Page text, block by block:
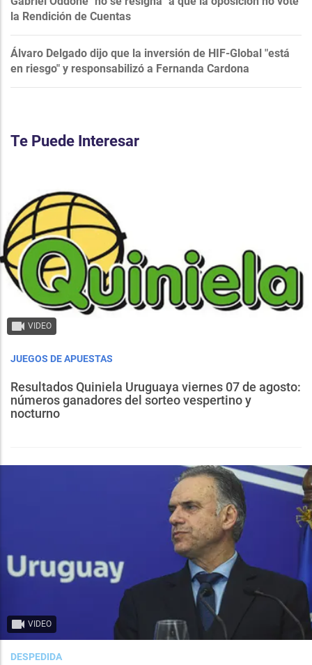
la Rendición de Cuentas
Álvaro Delgado dijo que la inversión de HIF-Global "está
en riesgo" y responsabilizó a Fernanda Cardona
Te Puede Interesar
VIDEO
JUEGOS DE APUESTAS
Resultados Quiniela Uruguaya viernes 07 de agosto:
números ganadores del sorteo vespertino y
nocturno
VIDEO
DESPEDIDA